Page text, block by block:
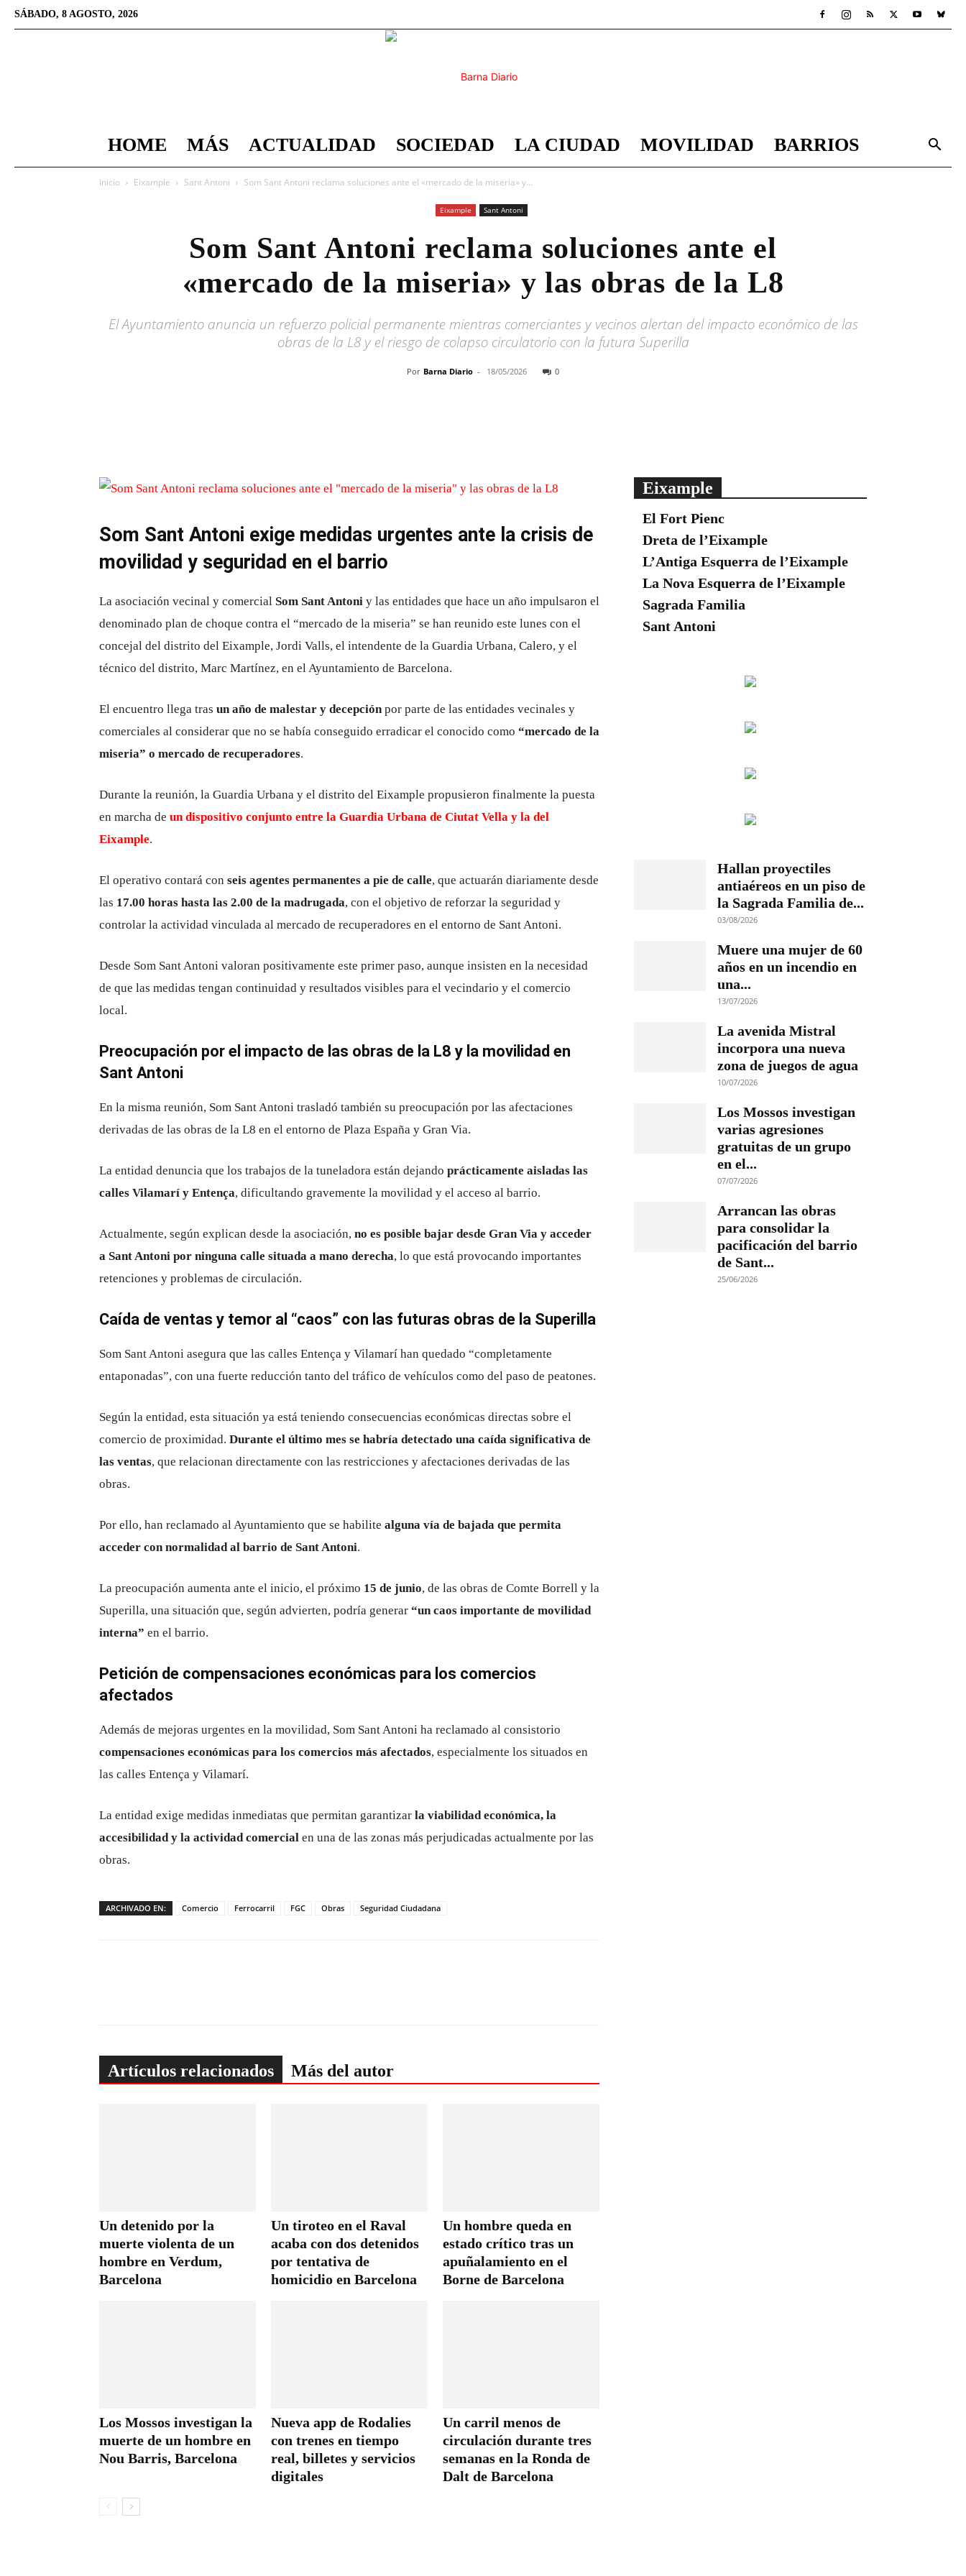
SÁBADO, 8 AGOSTO, 2026
Barna
HOME MÁS ACTUALIDAD SOCIEDAD LA CIUDAD MOVILIDAD BARRIOS
Inicio Eixample Sant Antoni Som Sant Antoni reclama soluciones ante el «mercado de la miseria» y...
Eixample Sant Antoni
Som Sant Antoni reclama soluciones ante el
«mercado de la miseria» y las obras de la L8
El Ayuntamiento anuncia un refuerzo policial permanente mientras comerciantes y vecinos alertan del impacto económico de las
obras de la L8 y el riesgo de colapso circulatorio con la futura Superilla
Por Barna Diario - 18/05/2026 0
Som Sant Antoni exige medidas urgentes ante la crisis de
movilidad y seguridad en el barrio
La asociación vecinal y comercial Som Sant Antoni y las entidades que hace un año impulsaron el
denominado plan de choque contra el “mercado de la miseria” se han reunido este lunes con el
concejal del distrito del Eixample, Jordi Valls, el intendente de la Guardia Urbana, Calero, y el
técnico del distrito, Marc Martínez, en el Ayuntamiento de Barcelona.
El encuentro llega tras un año de malestar y decepciónpor parte de las entidades vecinales y
comerciales al considerar que no se había conseguido erradicar el conocido como “mercado de la
miseria” o mercado de recuperadores.
Durante la reunión, la Guardia Urbana y el distrito del Eixample propusieron finalmente la puesta
en marcha de un dispositivo conjunto entre la Guardia Urbana de Ciutat Vella y la del
Eixample.
El operativo contará con seis agentes permanentes a pie de calle, que actuarán diariamente desde
las 17.00 horas hasta las 2.00 de la madrugada, con el objetivo de reforzar la seguridad y
controlar la actividad vinculada al mercado de recuperadores en el entorno de Sant Antoni.
Desde Som Sant Antoni valoran positivamente este primer paso, aunque insisten en la necesidad
de que las medidas tengan continuidad y resultados visibles para el vecindario y el comercio
local.
Preocupación por el impacto de las obras de la L8 y la movilidad en
Sant Antoni
En la misma reunión, Som Sant Antoni trasladó también su preocupación por las afectaciones
derivadas de las obras de la L8 en el entorno de Plaza España y Gran Via.
La entidad denuncia que los trabajos de la tuneladora están dejando prácticamente aisladas las
calles Vilamarí y Entença, dificultando gravemente la movilidad y el acceso al barrio.
Actualmente, según explican desde la asociación, no es posible bajar desde Gran Via y acceder
a Sant Antoni por ninguna calle situada a mano derecha, lo que está provocando importantes
retenciones y problemas de circulación.
Caída de ventas y temor al “caos” con las futuras obras de la Superilla
Som Sant Antoni asegura que las calles Entença y Vilamarí han quedado “completamente
entaponadas”, con una fuerte reducción tanto del tráfico de vehículos como del paso de peatones.
Según la entidad, esta situación ya está teniendo consecuencias económicas directas sobre el
comercio de proximidad. Durante el último mes se habría detectado una caída significativa de
las ventas, que relacionan directamente con las restricciones y afectaciones derivadas de las
obras.
Por ello, han reclamado al Ayuntamiento que se habilite alguna vía de bajada que permita
acceder con normalidad al barrio de Sant Antoni.
La preocupación aumenta ante el inicio, el próximo 15 de junio, de las obras de Comte Borrell y la
Superilla, una situación que, según advierten, podría generar “un caos importante de movilidad
interna” en el barrio.
Petición de compensaciones económicas para los comercios
afectados
Además de mejoras urgentes en la movilidad, Som Sant Antoni ha reclamado al consistorio
compensaciones económicas para los comercios más afectados, especialmente los situados en
las calles Entença y Vilamarí.
La entidad exige medidas inmediatas que permitan garantizar la viabilidad económica, la
accesibilidad y la actividad comercial en una de las zonas más perjudicadas actualmente por las
obras.
ARCHIVADO EN: Comercio Ferrocarril FGC Obras Seguridad Ciudadana
Artículos relacionados Más del autor
Un detenido por la
muerte violenta de un
hombre en Verdum,
Barcelona
Un tiroteo en el Raval
acaba con dos detenidos
por tentativa de
homicidio en Barcelona
Un hombre queda en
estado crítico tras un
apuñalamiento en el
Borne de Barcelona
Los Mossos investigan la
muerte de un hombre en
Nou Barris, Barcelona
Nueva app de Rodalies
con trenes en tiempo
real, billetes y servicios
digitales
Un carril menos de
circulación durante tres
semanas en la Ronda de
Dalt de Barcelona
Eixample
El Fort Pienc
Dreta de l’Eixample
L’Antiga Esquerra de l’Eixample
La Nova Esquerra de l’Eixample
Sagrada Familia
Sant Antoni
Hallan proyectiles
antiaéreos en un piso de
la Sagrada Familia de...
03/08/2026
Muere una mujer de 60
años en un incendio en
una...
13/07/2026
La avenida Mistral
incorpora una nueva
zona de juegos de agua
10/07/2026
Los Mossos investigan
varias agresiones
gratuitas de un grupo
en el...
07/07/2026
Arrancan las obras
para consolidar la
pacificación del barrio
de Sant...
25/06/2026